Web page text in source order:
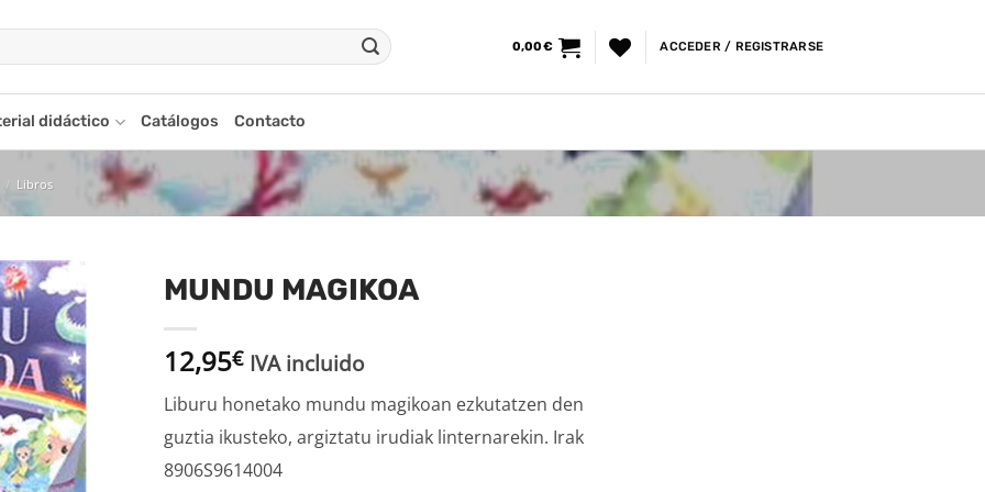
0,00€ ACCEDER / REGISTRARSE
didáctico Catálogos Contacto
/ Libros
Añadir
a la
lista
de
deseos
MUNDU MAGIKOA
12,95€ IVA incluido
Liburu honetako mundu magikoan ezkutatzen den
guztia ikusteko, argiztatu irudiak linternarekin. Irak
8906S9614004